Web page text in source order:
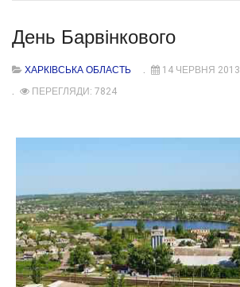
День Барвінкового
ХАРКІВСЬКА ОБЛАСТЬ
14 ЧЕРВНЯ 2013
ПЕРЕГЛЯДИ: 7824